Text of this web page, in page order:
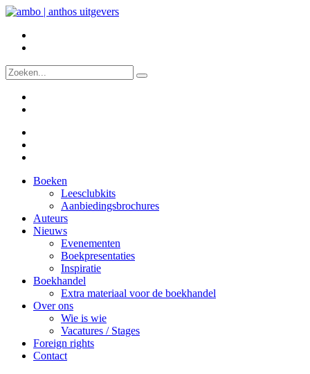
Boeken
Leesclubkits
Aanbiedingsbrochures
Auteurs
Nieuws
Evenementen
Boekpresentaties
Inspiratie
Boekhandel
Extra materiaal voor de boekhandel
Over ons
Wie is wie
Vacatures / Stages
Foreign rights
Contact